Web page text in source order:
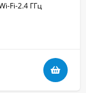
Fi-2.4 ГГц